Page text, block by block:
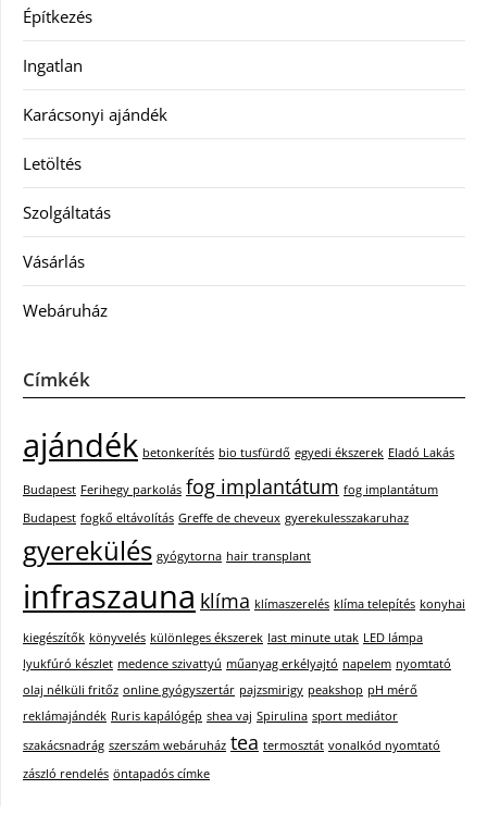
Építkezés
Ingatlan
Karácsonyi ajándék
Letöltés
Szolgáltatás
Vásárlás
Webáruház
Címkék
ajándék betonkerítés bio tusfürdő egyedi ékszerek Eladó Lakás
Budapest Ferihegy parkolás fog implantátum fog implantátum
Budapest fogkő eltávolítás Greffe de cheveux gyerekulesszakaruhaz
gyerekülés gyógytorna hair transplant
infraszauna klíma klímaszerelés klíma telepítés konyhai
kiegészítők könyvelés különleges ékszerek last minute utak LED lámpa
lyukfúró készlet medence szivattyú műanyag erkélyajtó napelem nyomtató
olaj nélküli fritőz online gyógyszertár pajzsmirigy peakshop pH mérő
reklámajándék Ruris kapálógép shea vaj Spirulina sport mediátor
szakácsnadrág szerszám webáruház tea termosztát vonalkód nyomtató
zászló rendelés öntapadós címke